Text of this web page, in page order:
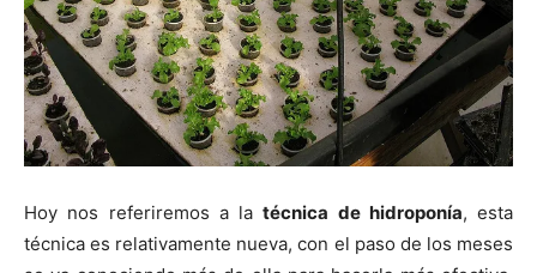
Hoy nos referiremos a latécnica de hidroponía, esta
técnica es relativamente nueva, con el paso de los meses